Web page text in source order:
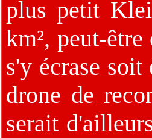
plus petit
km², peut-
s'y écrase
drone de
serait